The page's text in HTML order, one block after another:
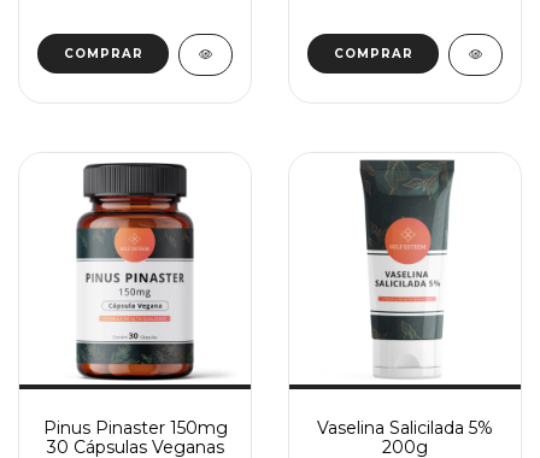
Pinus Pinaster 150mg
30 Cápsulas Veganas
Vaselina Salicilada 5%
200g